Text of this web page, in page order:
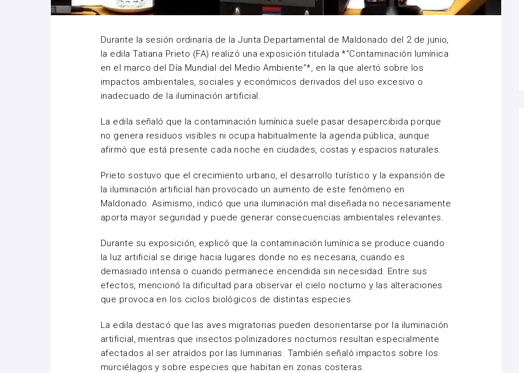
Durante la sesión ordinaria de la Junta Departamental de Maldonado del 2 de junio,
la edila Tatiana Prieto (FA) realizó una exposición titulada *“Contaminación lumínica
en el marco del Día Mundial del Medio Ambiente”*, en la que alertó sobre los
impactos ambientales, sociales y económicos derivados del uso excesivo o
inadecuado de la iluminación artificial.
La edila señaló que la contaminación lumínica suele pasar desapercibida porque
no genera residuos visibles ni ocupa habitualmente la agenda pública, aunque
afirmó que está presente cada noche en ciudades, costas y espacios naturales.
Prieto sostuvo que el crecimiento urbano, el desarrollo turístico y la expansión de
la iluminación artificial han provocado un aumento de este fenómeno en
Maldonado. Asimismo, indicó que una iluminación mal diseñada no necesariamente
aporta mayor seguridad y puede generar consecuencias ambientales relevantes.
Durante su exposición, explicó que la contaminación lumínica se produce cuando
la luz artificial se dirige hacia lugares donde no es necesaria, cuando es
demasiado intensa o cuando permanece encendida sin necesidad. Entre sus
efectos, mencionó la dificultad para observar el cielo nocturno y las alteraciones
que provoca en los ciclos biológicos de distintas especies.
La edila destacó que las aves migratorias pueden desorientarse por la iluminación
artificial, mientras que insectos polinizadores nocturnos resultan especialmente
afectados al ser atraídos por las luminarias. También señaló impactos sobre los
murciélagos y sobre especies que habitan en zonas costeras.